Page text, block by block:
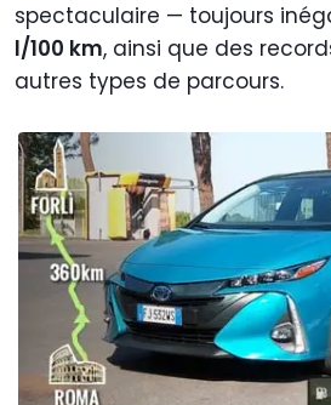
spectaculaire — toujours
l/100 km, ainsi que des
autres types de parcours.